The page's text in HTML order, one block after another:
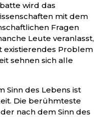
wird das
mit dem
Fragen
Leute veranlasst,
existierendes Problem
sehnen sich alle
Sinn des Lebens ist
Die berühmteste
nach dem Sinn des